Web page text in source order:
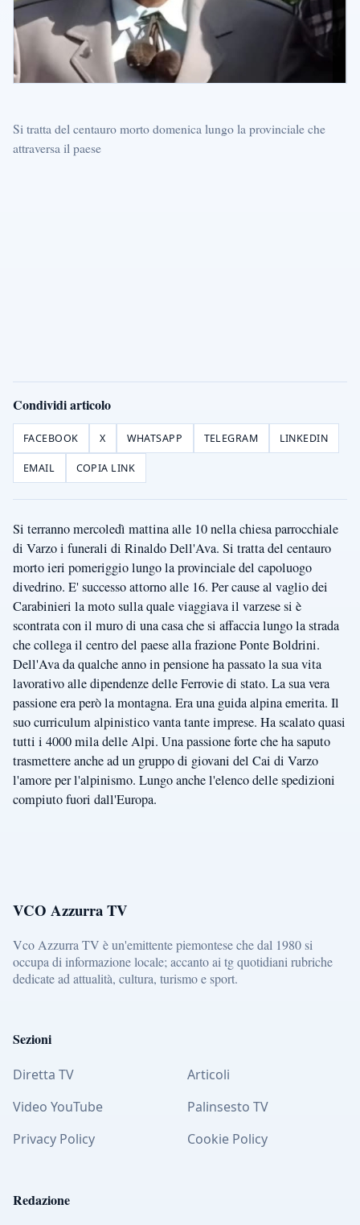
Si tratta del centauro morto domenica lungo la provinciale che
attraversa il paese
Condividi articolo
FACEBOOK X WHATSAPP TELEGRAM LINKEDIN
EMAIL COPIA LINK
Si terranno mercoledì mattina alle 10 nella chiesa parrocchiale
di Varzo i funerali di Rinaldo Dell'Ava. Si tratta del centauro
morto ieri pomeriggio lungo la provinciale del capoluogo
divedrino. E' successo attorno alle 16. Per cause al vaglio dei
Carabinieri la moto sulla quale viaggiava il varzese si è
scontrata con il muro di una casa che si affaccia lungo la strada
che collega il centro del paese alla frazione Ponte Boldrini.
Dell'Ava da qualche anno in pensione ha passato la sua vita
lavorativo alle dipendenze delle Ferrovie di stato. La sua vera
passione era però la montagna. Era una guida alpina emerita. Il
suo curriculum alpinistico vanta tante imprese. Ha scalato quasi
tutti i 4000 mila delle Alpi. Una passione forte che ha saputo
trasmettere anche ad un gruppo di giovani del Cai di Varzo
l'amore per l'alpinismo. Lungo anche l'elenco delle spedizioni
compiuto fuori dall'Europa.
VCO Azzurra TV
Vco Azzurra TV è un'emittente piemontese che dal 1980 si
occupa di informazione locale; accanto ai tg quotidiani rubriche
dedicate ad attualità, cultura, turismo e sport.
Sezioni
Diretta TV
Articoli
Video YouTube
Palinsesto TV
Privacy Policy
Cookie Policy
Redazione